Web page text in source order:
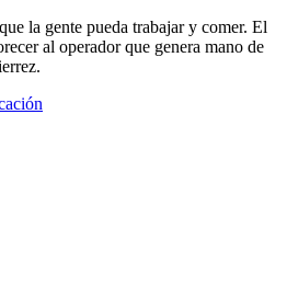
la gente pueda trabajar y comer. El
al operador que genera mano de